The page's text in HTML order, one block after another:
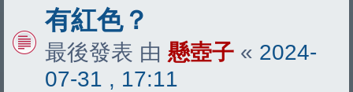
有紅色？
最後發表 由 懸壺子 « 2024-
07-31 , 17:11